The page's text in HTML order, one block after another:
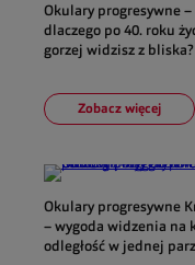
Okulary progresywne –
dlaczego po 40. roku
gorzej widzisz z bliska?
Zobacz więcej
Okulary progresywne
– wygoda widzenia na
odległość w jednej